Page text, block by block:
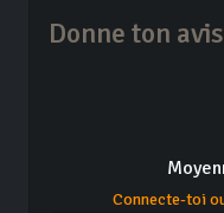
Donne ton
Connecte-toi